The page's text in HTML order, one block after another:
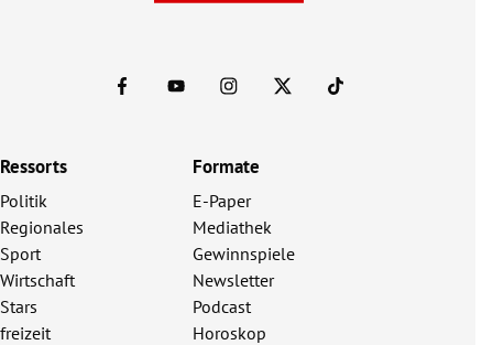
Ressorts
Politik
Regionales
Sport
Wirtschaft
Stars
freizeit
Formate
E-Paper
Mediathek
Gewinnspiele
Newsletter
Podcast
Horoskop